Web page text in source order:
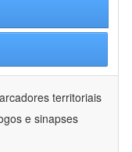
territoriais
e sinapses